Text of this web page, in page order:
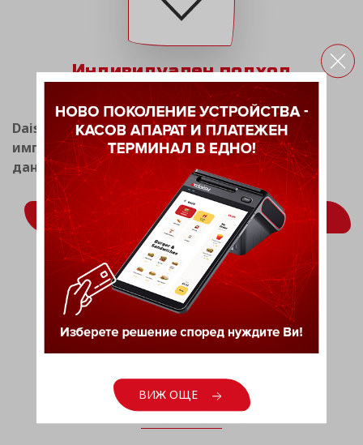
Индивидуален подход
Daisy Tech има опит в разработката и
имплементацията на системи за фискален и
данъчен мениджмънт.
ВИЖ ОЩЕ
Световен опит
ВИЖ ОЩЕ